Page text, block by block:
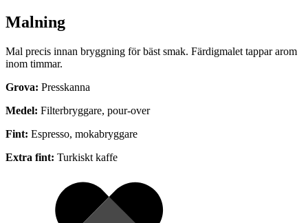
Malning
Mal precis innan bryggning för bäst smak. Färdigmalet tappar arom
inom timmar.
Grova: Presskanna
Medel: Filterbryggare, pour-over
Fint: Espresso, mokabryggare
Extra fint: Turkiskt kaffe